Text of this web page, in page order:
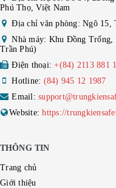
Phú Thọ, Việt Nam
Địa chỉ văn phòng: Ngõ 15,
Nhà máy: Khu Đồng Trống,
Trần Phú)
Điện thoại:+(84) 2113 881
Hotline: (84) 945 12 1987
Email:
Website:https://
THÔNG TIN
Trang chủ
Giới thiệu